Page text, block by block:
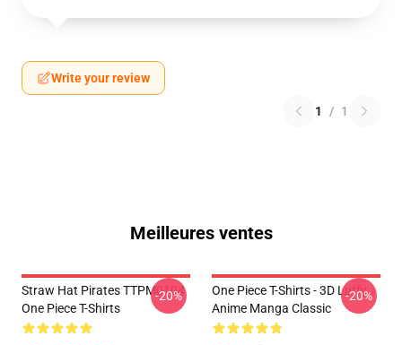
Write your review
1 / 1
Meilleures ventes
Straw Hat Pirates TTPM0104
One Piece T-Shirts
-20%
One Piece T-Shirts - 3D Luffy
Anime Manga Classic
-20%